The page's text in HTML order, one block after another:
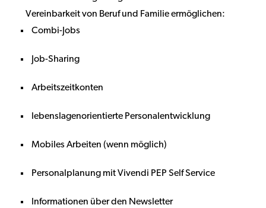
Vereinbarkeit von Beruf und Familie ermöglichen:
Combi-Jobs
Job-Sharing
Arbeitszeitkonten
lebenslagenorientierte Personalentwicklung
Mobiles Arbeiten (wenn möglich)
Personalplanung mit Vivendi PEP Self Service
Informationen über den Newsletter